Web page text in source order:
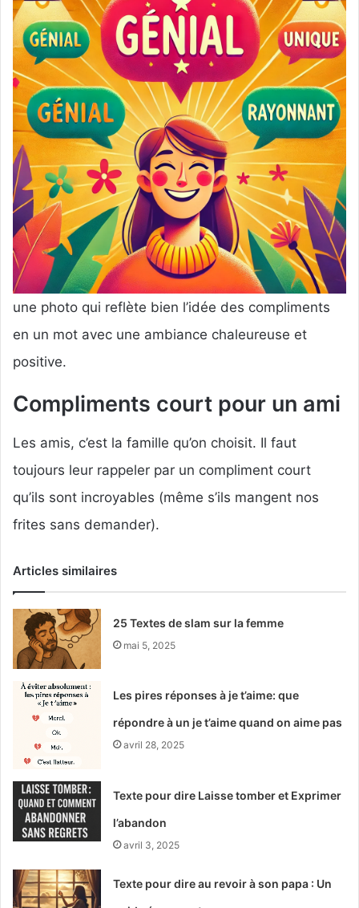
une photo qui reflète bien l’idée des compliments
en un mot avec une ambiance chaleureuse et
positive.
Compliments court pour un ami
Les amis, c’est la famille qu’on choisit. Il faut
toujours leur rappeler par un compliment court
qu’ils sont incroyables (même s’ils mangent nos
frites sans demander).
Articles similaires
25 Textes de slam sur la femme
mai 5, 2025
Les pires réponses à je t’aime: que
répondre à un je t’aime quand on aime pas
avril 28, 2025
Texte pour dire Laisse tomber et Exprimer
l’abandon
avril 3, 2025
Texte pour dire au revoir à son papa : Un